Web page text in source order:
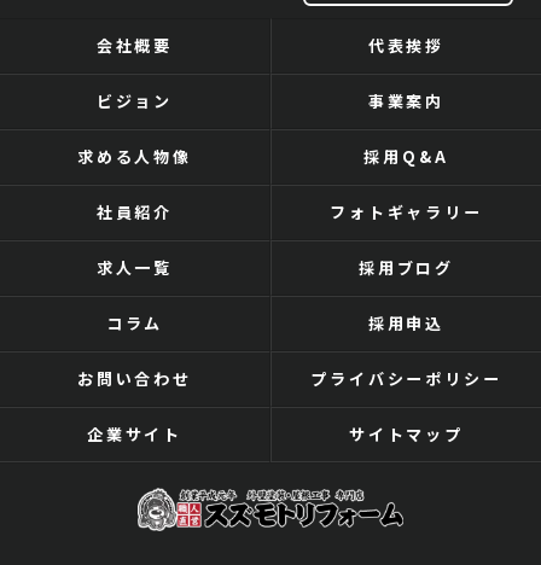
会社概要 代表挨拶
ビジョン 事業案内
求める人物像 採用Q&A
社員紹介 フォトギャラリー
求人一覧 採用ブログ
コラム 採用申込
お問い合わせ プライバシーポリシー
企業サイト サイトマップ